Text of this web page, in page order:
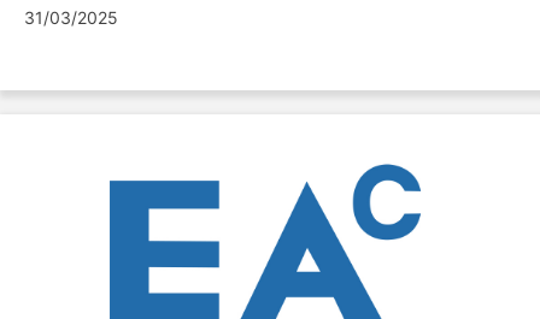
31/03/2025